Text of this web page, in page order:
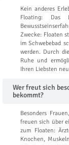
Kein anderes
Floating: Das
Zwecke: Floaten
im Schwebebad
werden. Durch
Ruhe und
Ihren Liebsten
Wer freut sich
bekommt?
Besonders
freuen sich über
zum Floaten:
Knochen,